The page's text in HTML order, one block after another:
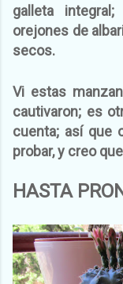
galleta
orejones de
secos.
Vi estas
cautivaron; es
cuenta; así que
probar, y creo
HASTA